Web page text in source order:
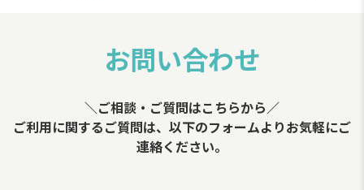
お問い合わせ
＼ご相談・ご質問はこちらから／
ご利用に関するご質問は、以下のフォームよりお気軽にご
連絡ください。